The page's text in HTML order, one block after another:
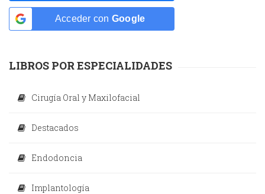
Acceder con Google
LIBROS POR ESPECIALIDADES
Cirugía Oral y Maxilofacial
Destacados
Endodoncia
Implantología